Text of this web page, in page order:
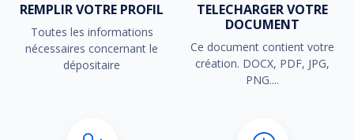
REMPLIR VOTRE PROFIL
Toutes les informations
nécessaires concernant le
dépositaire
TELECHARGER VOTRE
DOCUMENT
Ce document contient votre
création. DOCX, PDF, JPG,
PNG....